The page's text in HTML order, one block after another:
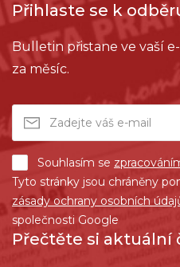
Přihlaste se k
Bulletin přistane ve vaší
za měsíc.
Souhlasím se
Tyto stránky jsou chráněny
zásady ochrany osobních
společnosti Google
Přečtěte si aktuální